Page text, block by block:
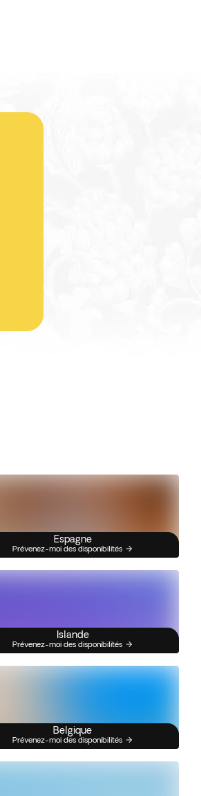
Espagne
Prévenez-moi des disponibilités
Islande
Prévenez-moi des disponibilités
Belgique
Prévenez-moi des disponibilités